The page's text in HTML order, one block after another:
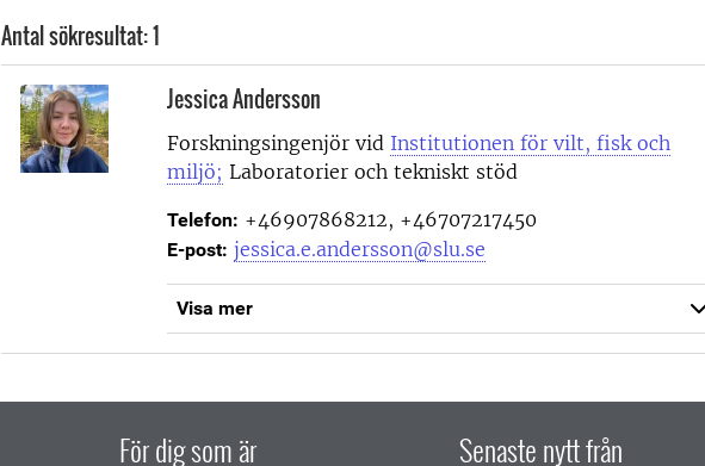
Antal sökresultat: 1
Jessica Andersson
Forskningsingenjör vid Institutionen för vilt, fisk och
miljö; Laboratorier och tekniskt stöd
Telefon: +46907868212, +46707217450
E-post: jessica.e.andersson@slu.se
Visa mer
För dig som är Senaste nytt från